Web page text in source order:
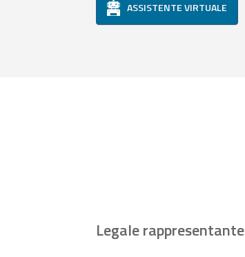
ASSISTENTE VIRTUALE
Legale rappresentante